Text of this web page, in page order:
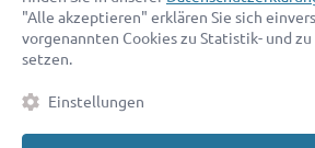
"Alle akzeptieren" erklären Sie sich
vorgenannten Cookies zu Statistik- und
setzen.
Einstellungen